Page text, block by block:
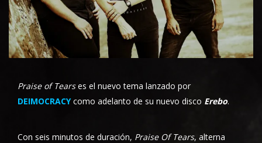
Praise of Tearses el nuevo tema lanzado por
DEIMOCRACYcomo adelanto de su nuevo disco Erebo.
Con seis minutos de duración, Praise Of Tears, alterna